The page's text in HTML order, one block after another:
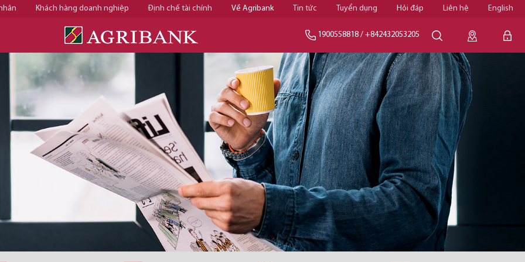
Khách hàng doanh nghiệp Định chế tài chính Về Agribank Tin tức Tuyển dụng Hỏi đáp Liên hệ English
1900558818 / +842432053205